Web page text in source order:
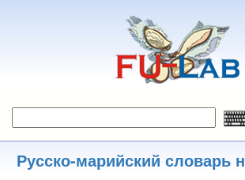
Русско-марийский словарь